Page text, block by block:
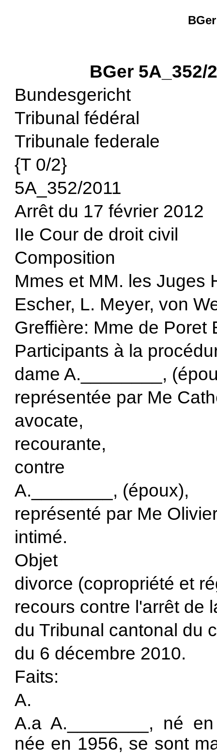
BGer 5A_352/
Bundesgericht
Tribunal fédéral
Tribunale federale
{T 0/2}
5A_352/2011
Arrêt du 17 février 2012
IIe Cour de droit civil
Composition
Mmes et MM. les Juges
Escher, L. Meyer, von
Greffière: Mme de Poret
Participants à la
dame A.________,
représentée par Me
avocate,
recourante,
contre
A.________, (époux),
représenté par Me
intimé.
Objet
divorce (copropriété et
recours contre l'arrêt de
du Tribunal cantonal du
du 6 décembre 2010.
Faits:
A.
A.a A.________, né
née en 1956, se sont